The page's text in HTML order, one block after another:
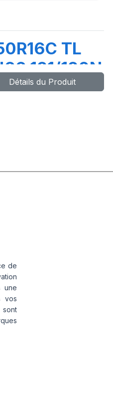
TL
121/120N
Détails du Produit
de
une
vos